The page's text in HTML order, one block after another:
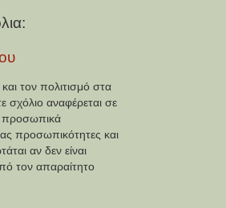
τον πολιτισμό στα
σχόλιο αναφέρεται σε
προσωπικά
προσωπικότητες και
αν δεν είναι
τον απαραίτητο